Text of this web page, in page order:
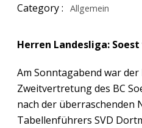
Category : Allgemein
Herren Landesliga: Soest
Am Sonntagabend war der
Zweitvertretung des BC
nach der überraschenden
Tabellenführers SVD